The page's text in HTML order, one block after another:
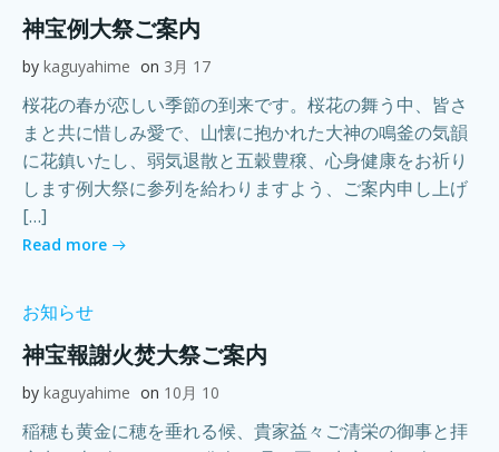
神宝例大祭ご案内
by kaguyahime on 3月 17
桜花の春が恋しい季節の到来です。桜花の舞う中、皆さ
まと共に惜しみ愛で、山懐に抱かれた大神の鳴釜の気韻
に花鎮いたし、弱気退散と五穀豊穣、心身健康をお祈り
します例大祭に参列を給わりますよう、ご案内申し上げ
[…]
Read more
お知らせ
神宝報謝火焚大祭ご案内
by kaguyahime on 10月 10
稲穂も黄金に穂を垂れる候、貴家益々ご清栄の御事と拝